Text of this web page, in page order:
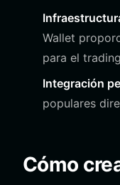
Wallet
para el
Integración
populares
Cómo